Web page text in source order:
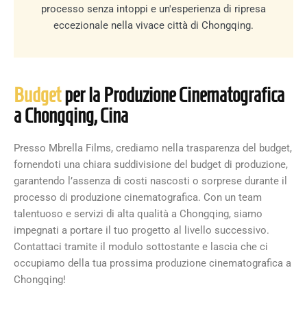
processo senza intoppi e un'esperienza di ripresa
eccezionale nella vivace città di Chongqing.
Budgetper la Produzione Cinematografica
a Chongqing, Cina
Presso Mbrella Films, crediamo nella trasparenza del budget,
fornendoti una chiara suddivisione del budget di produzione,
garantendo l’assenza di costi nascosti o sorprese durante il
processo di produzione cinematografica. Con un team
talentuoso e servizi di alta qualità a Chongqing, siamo
impegnati a portare il tuo progetto al livello successivo.
Contattaci tramite il modulo sottostante e lascia che ci
occupiamo della tua prossima produzione cinematografica a
Chongqing!